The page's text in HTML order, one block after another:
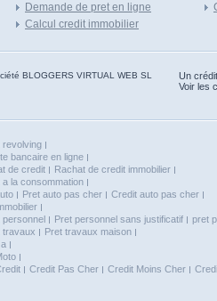
Demande de pret en ligne
Calcul credit immobilier
BLOGGERS VIRTUAL WEB SL
Un
Voir les
revolving
bancaire en ligne
de credit
Rachat de credit immobilier
a la consommation
Pret auto pas cher
Credit auto pas cher
personnel Pret personnel sans justificatif
pret
travaux
Pret travaux maison
Credit Pas Cher Credit Moins Cher